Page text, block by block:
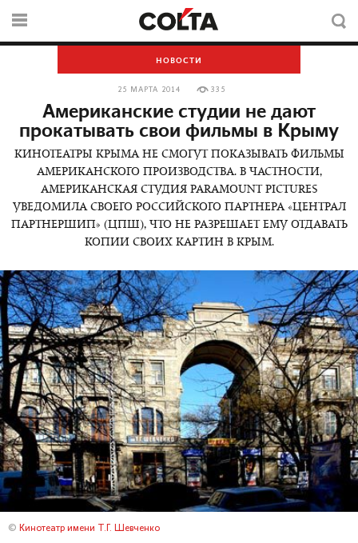
НОВОСТИ
25 МАРТА 2014 335
Американские студии не дают
прокатывать свои фильмы в Крыму
КИНОТЕАТРЫ КРЫМА НЕ СМОГУТ ПОКАЗЫВАТЬ ФИЛЬМЫ
АМЕРИКАНСКОГО ПРОИЗВОДСТВА. В ЧАСТНОСТИ,
АМЕРИКАНСКАЯ СТУДИЯ PARAMOUNT PICTURES
УВЕДОМИЛА СВОЕГО РОССИЙСКОГО ПАРТНЕРА «ЦЕНТРАЛ
ПАРТНЕРШИП» (ЦПШ), ЧТО НЕ РАЗРЕШАЕТ ЕМУ ОТДАВАТЬ
КОПИИ СВОИХ КАРТИН В КРЫМ.
© Кинотеатр имени Т.Г. Шевченко